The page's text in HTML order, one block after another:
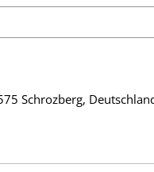
Schrozberg,